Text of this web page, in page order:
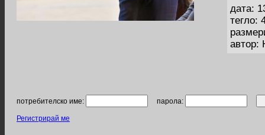
дата:
тегло:
автор:
потребителско име: парола:
Регистрирай ме